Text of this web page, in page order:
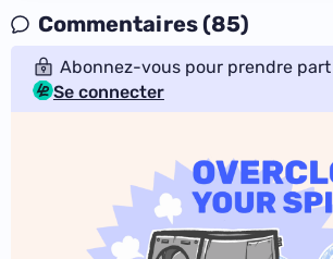
Commentaires (85)
Abonnez-vous pour prendre
Se connecter